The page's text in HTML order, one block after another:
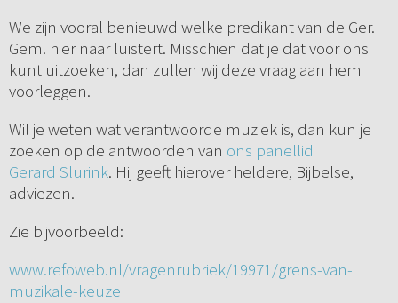
We zijn vooral benieuwd welke predikant van de Ger.
Gem. hier naar luistert. Misschien dat je dat voor ons
kunt uitzoeken, dan zullen wij deze vraag aan hem
voorleggen.
Wil je weten wat verantwoorde muziek is, dan kun je
zoeken op de antwoorden van ons panellid
Gerard Slurink. Hij geeft hierover heldere, Bijbelse,
adviezen.
Zie bijvoorbeeld:
www.refoweb.nl/vragenrubriek/19971/grens-van-
muzikale-keuze